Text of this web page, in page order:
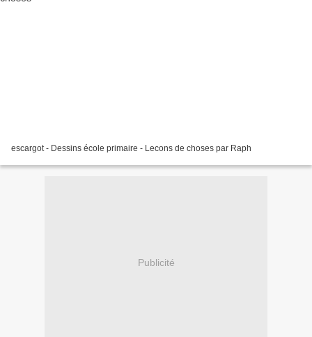
escargot - Dessins école primaire - Lecons de choses par Raph
Publicité